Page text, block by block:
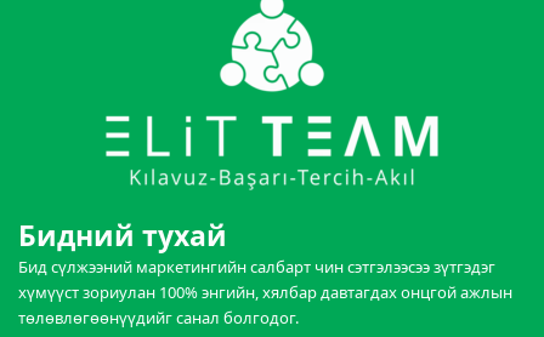
Бидний тухай
Бид сүлжээний маркетингийн салбарт чин сэтгэлээсээ зүтгэдэг
хүмүүст зориулан 100% энгийн, хялбар давтагдах онцгой ажлын
төлөвлөгөөнүүдийг санал болгодог.